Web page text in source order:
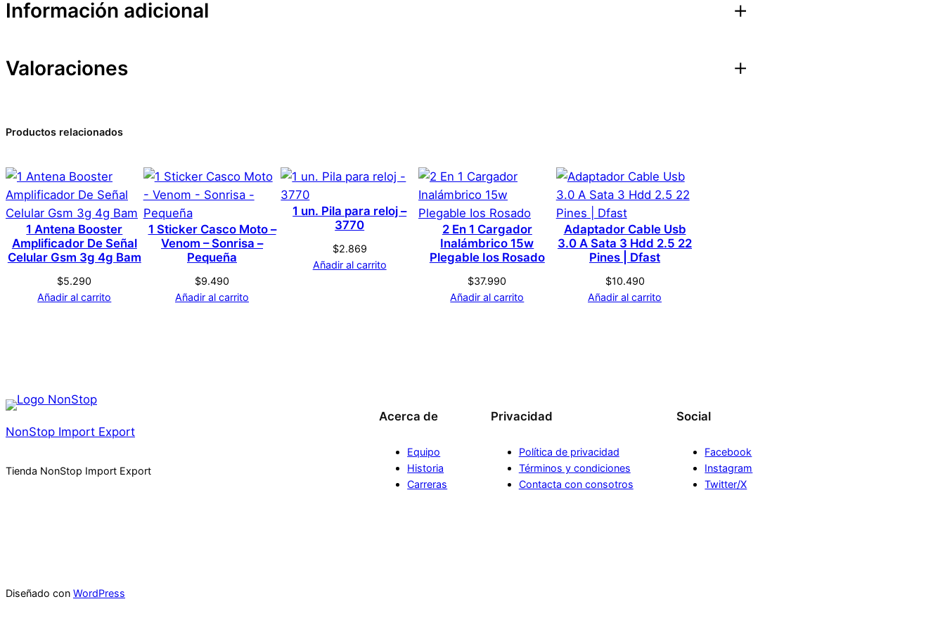
Información adicional
Atributos Valor
Color Salmon
Tamaño
Valoraciones
0 valoraciones en Tapa intermitente HD
No hay valoraciones aún. Solo los usuarios registrados que hayan comprado este producto pueden hacer una valoración.Acceder
Productos relacionados
1 Antena Booster
Amplificador De Señal
Celular Gsm 3g 4g Bam
$5.290
Añadir al carrito
1 Sticker Casco Moto –
Venom – Sonrisa –
Pequeña
$9.490
Añadir al carrito
1 un. Pila para reloj –
3770
$2.869
Añadir al carrito
2 En 1 Cargador
Inalámbrico 15w
Plegable Ios Rosado
$37.990
Añadir al carrito
Adaptador Cable Usb
3.0 A Sata 3 Hdd 2.5 22
Pines | Dfast
$10.490
Añadir al carrito
NonStop Import Export
Tienda NonStop Import Export
Acerca de
Equipo
Historia
Carreras
Privacidad
Política de privacidad
Términos y condiciones
Contacta con consotros
Social
Facebook
Instagram
Twitter/X
Diseñado con WordPress